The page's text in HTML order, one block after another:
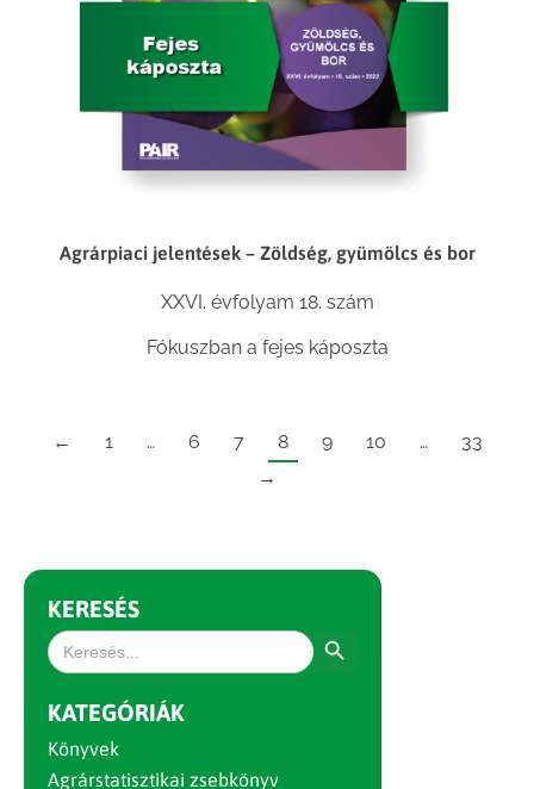
Agrárpiaci jelentések – Zöldség, gyümölcs és bor
XXVI. évfolyam 18. szám
Fókuszban a fejes káposzta
← 1 … 6 7 8 9 10 …
33
→
KERESÉS
Search
for:
KATEGÓRIÁK
Könyvek
Agrárstatisztikai zsebkönyv